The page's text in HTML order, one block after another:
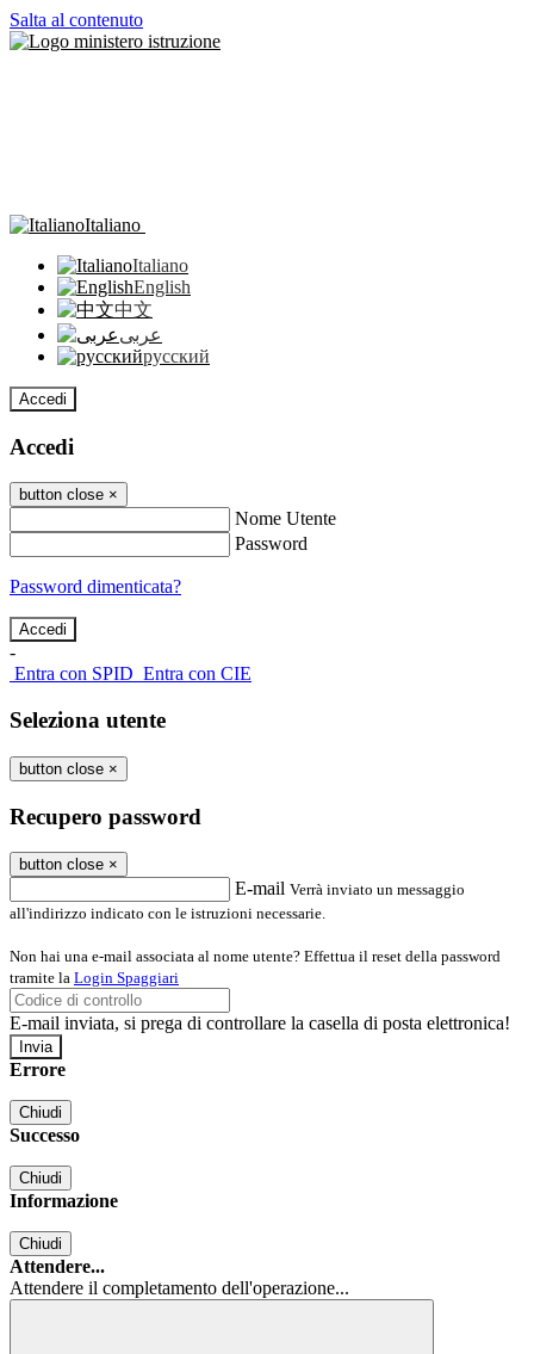
Salta al contenuto
Italiano
Italiano
English
中文
عربى
русский
Accedi
Accedi
button close ×
Nome Utente
Password
Password dimenticata?
-
Entra con SPID Entra con CIE
Seleziona utente
button close ×
Recupero password
button close ×
E-mail Verrà inviato un messaggio
all'indirizzo indicato con le istruzioni necessarie.
Non hai una e-mail associata al nome utente? Effettua il reset della password
tramite la Login Spaggiari
E-mail inviata, si prega di controllare la casella di posta elettronica!
Errore
Chiudi
Successo
Chiudi
Informazione
Chiudi
Attendere...
Attendere il completamento dell'operazione...